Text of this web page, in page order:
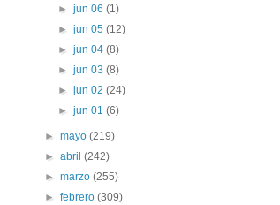
► jun 06 (1)
► jun 05 (12)
► jun 04 (8)
► jun 03 (8)
► jun 02 (24)
► jun 01 (6)
►mayo(219)
►abril(242)
►marzo(255)
►febrero(309)